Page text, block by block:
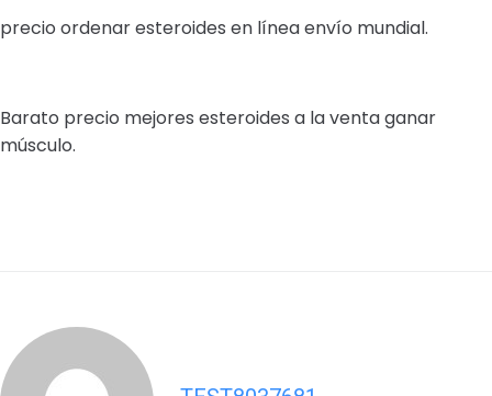
precio ordenar esteroides en línea envío mundial.
Barato precio mejores esteroides a la venta ganar
músculo.